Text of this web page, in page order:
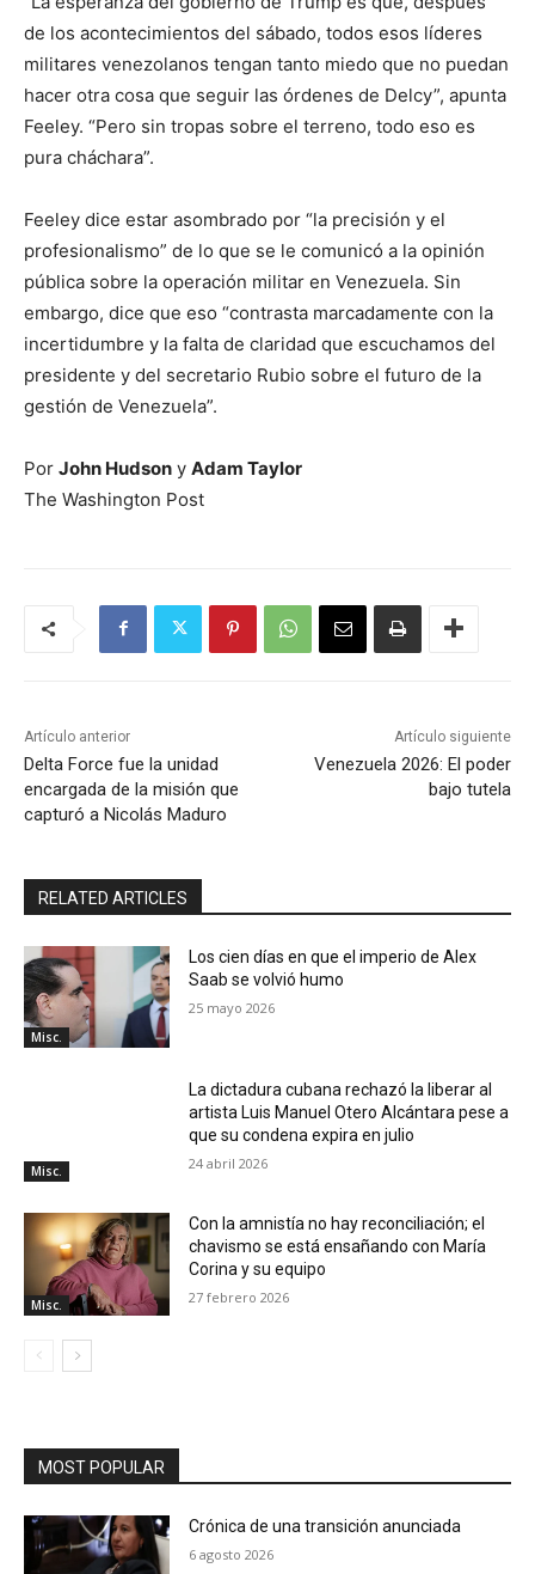
de los acontecimientos del sábado, todos esos líderes
militares venezolanos tengan tanto miedo que no puedan
hacer otra cosa que seguir las órdenes de Delcy”, apunta
Feeley. “Pero sin tropas sobre el terreno, todo eso es
pura cháchara”.
Feeley dice estar asombrado por “la precisión y el
profesionalismo” de lo que se le comunicó a la opinión
pública sobre la operación militar en Venezuela. Sin
embargo, dice que eso “contrasta marcadamente con la
incertidumbre y la falta de claridad que escuchamos del
presidente y del secretario Rubio sobre el futuro de la
gestión de Venezuela”.
Por John Hudson y Adam Taylor
The Washington Post
Artículo anterior
Delta Force fue la unidad
encargada de la misión que
capturó a Nicolás Maduro
Artículo siguiente
Venezuela 2026: El poder
bajo tutela
RELATED ARTICLES
Misc.
Los cien días en que el imperio de Alex
Saab se volvió humo
25 mayo 2026
Misc.
La dictadura cubana rechazó la liberar al
artista Luis Manuel Otero Alcántara pese a
que su condena expira en julio
24 abril 2026
Misc.
Con la amnistía no hay reconciliación; el
chavismo se está ensañando con María
Corina y su equipo
27 febrero 2026
MOST POPULAR
Crónica de una transición anunciada
6 agosto 2026